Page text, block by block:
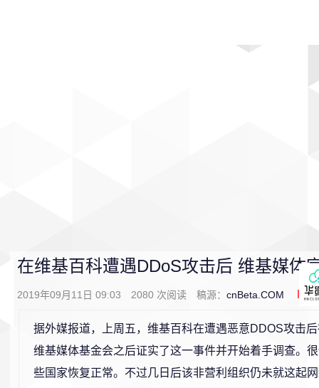
在维基百科遭遇DDoS攻击后 维基媒体
2019年09月11日 09:03 2080 次阅读 稿源： cnBeta.COM 0
据外媒报道，上周五，维基百科在遭遇恶意DDOS攻击
维基媒体基金会之后证实了这一事件并开始着手调查。
些国家恢复正常。不过几日后该非营利组织仍未就这起